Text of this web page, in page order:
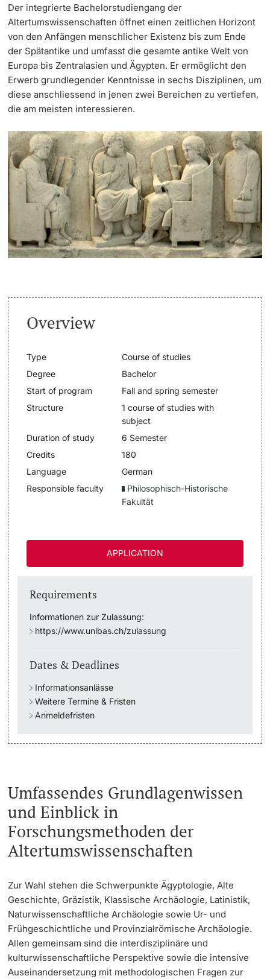
PhD Candidates
Further information
Donors & Alumni
Further information
Dates
Informations, Events & Get a Taste
Student Advice Center
Academic Advice
Five reasons for studying in Basel
In My Studies
Course Directory
Course Registration
Dates
Documents & Verification
Welcome to the University of Basel
Mobility
Student Life
Advice & Support
Academic Advice
Student Advice Center
Funding
Career Counseling
Social Services & Health Care
Military & Civilian Service
Support Services Guide
Learning & Teaching
Digital learning
Language Center
Learning Spaces
Continuing Education
University
Der integrierte Bachelorstudiengang der
Altertumswissenschaften öffnet einen zeitlichen Horizont
von den Anfängen menschlicher Existenz bis zum Ende
der Spätantike und umfasst die gesamte antike Welt von
Europa bis Zentralasien und Ägypten. Er ermöglicht den
Erwerb grundlegender Kenntnisse in sechs Disziplinen, um
diese anschliessend in jenen zwei Bereichen zu vertiefen,
die am meisten interessieren.
Overview
Type
Course of studies
Degree
Bachelor
Start of program
Fall and spring semester
Structure
1 course of studies with
subject
Duration of study
6 Semester
Credits
180
Language
German
Responsible faculty
Philosophisch-Historische
Fakultät
APPLICATION
Requirements
Informationen zur Zulassung:
https://www.unibas.ch/zulassung
Dates & Deadlines
Informationsanlässe
Weitere Termine & Fristen
Anmeldefristen
Umfassendes Grundlagenwissen
und Einblick in
Forschungsmethoden der
Altertumswissenschaften
Zur Wahl stehen die Schwerpunkte Ägyptologie, Alte
Geschichte, Gräzistik, Klassische Archäologie, Latinistik,
Naturwissenschaftliche Archäologie sowie Ur- und
Frühgeschichtliche und Provinzialrömische Archäologie.
Allen gemeinsam sind die interdisziplinäre und
kulturwissenschaftliche Perspektive sowie die intensive
Auseinandersetzung mit methodologischen Fragen zur